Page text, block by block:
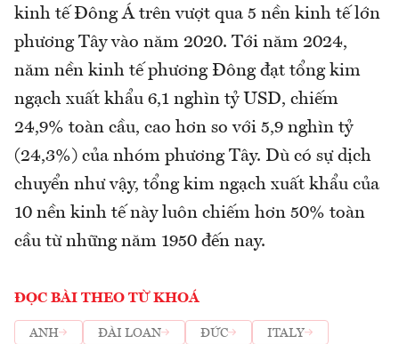
kinh tế Đông Á trên vượt qua 5 nền kinh tế lớn
phương Tây vào năm 2020. Tới năm 2024,
năm nền kinh tế phương Đông đạt tổng kim
ngạch xuất khẩu 6,1 nghìn tỷ USD, chiếm
24,9% toàn cầu, cao hơn so với 5,9 nghìn tỷ
(24,3%) của nhóm phương Tây. Dù có sự dịch
chuyển như vậy, tổng kim ngạch xuất khẩu của
10 nền kinh tế này luôn chiếm hơn 50% toàn
cầu từ những năm 1950 đến nay.
ĐỌC BÀI THEO TỪ KHOÁ
ANH ĐÀI LOAN ĐỨC
ITALY